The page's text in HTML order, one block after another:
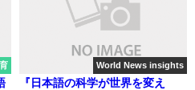
World News insights
『日本語の科学が世界を変え